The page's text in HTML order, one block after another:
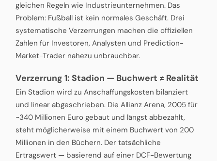
gleichen Regeln wie Industrieunternehmen. Das
Problem: Fußball ist kein normales Geschäft. Drei
systematische Verzerrungen machen die offiziellen
Zahlen für Investoren, Analysten und Prediction-
Market-Trader nahezu unbrauchbar.
Verzerrung 1: Stadion — Buchwert ≠ Realität
Ein Stadion wird zu Anschaffungskosten bilanziert
und linear abgeschrieben. Die Allianz Arena, 2005 für
~340 Millionen Euro gebaut und längst abbezahlt,
steht möglicherweise mit einem Buchwert von 200
Millionen in den Büchern. Der tatsächliche
Ertragswert — basierend auf einer DCF-Bewertung